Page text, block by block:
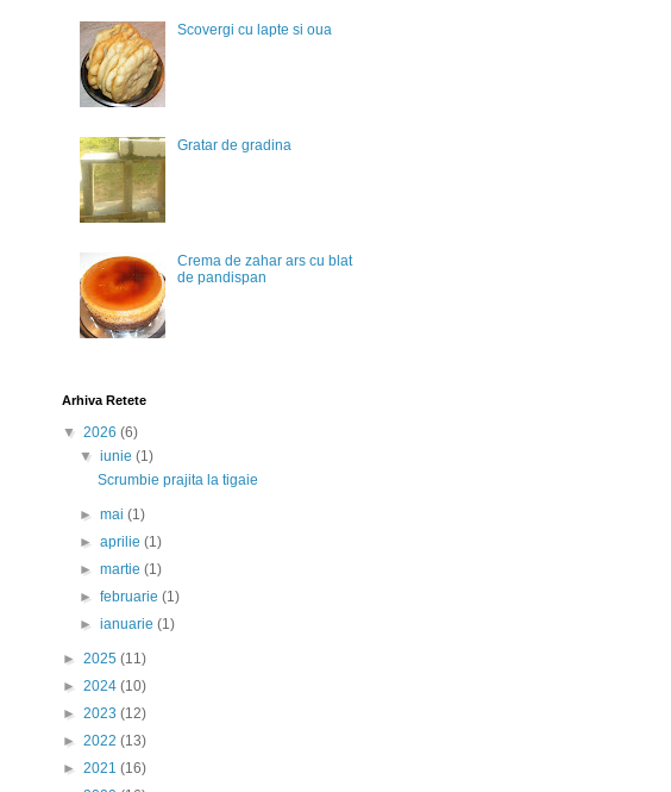
Scovergi cu lapte si oua
Gratar de gradina
Crema de zahar ars cu blat
de pandispan
Arhiva Retete
▼ 2026 (6)
▼iunie(1)
Scrumbie prajita la tigaie
►mai(1)
►aprilie(1)
►martie(1)
►februarie(1)
►ianuarie(1)
► 2025 (11)
► 2024 (10)
► 2023 (12)
► 2022 (13)
► 2021 (16)